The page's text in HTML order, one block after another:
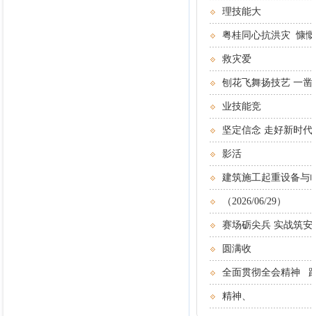
理技能大
粤桂同心抗洪灾 慷
救灾爱
刨花飞舞扬技艺 一
业技能竞
坚定信念 走好新时
影活
建筑施工起重设备
（2026/06/29）
赛场砺尖兵 实战筑
圆满收
全面贯彻全会精神
精神、